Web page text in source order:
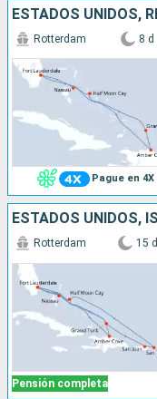
Pague en 4X
Rotterdam 8 d
Pensión completa
Rotterdam 15 d